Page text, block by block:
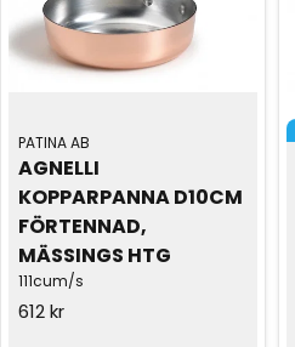
PATINA AB
AGNELLI
KOPPARPANNA D10CM
FÖRTENNAD,
MÄSSINGS HTG
111cum/s
612 kr